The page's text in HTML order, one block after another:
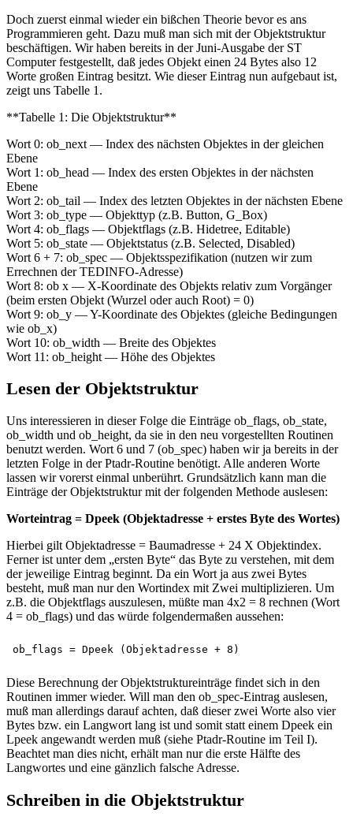
Doch zuerst einmal wieder ein bißchen Theorie bevor es ans
Programmieren geht. Dazu muß man sich mit der Objektstruktur
beschäftigen. Wir haben bereits in der Juni-Ausgabe der ST
Computer festgestellt, daß jedes Objekt einen 24 Bytes also 12
Worte großen Eintrag besitzt. Wie dieser Eintrag nun aufgebaut ist,
zeigt uns Tabelle 1.
**Tabelle 1: Die Objektstruktur**
Wort 0: ob_next — Index des nächsten Objektes in der gleichen
Ebene
Wort 1: ob_head — Index des ersten Objektes in der nächsten
Ebene
Wort 2: ob_tail — Index des letzten Objektes in der nächsten Ebene
Wort 3: ob_type — Objekttyp (z.B. Button, G_Box)
Wort 4: ob_flags — Objektflags (z.B. Hidetree, Editable)
Wort 5: ob_state — Objektstatus (z.B. Selected, Disabled)
Wort 6 + 7: ob_spec — Objektsspezifikation (nutzen wir zum
Errechnen der TEDINFO-Adresse)
Wort 8: ob x — X-Koordinate des Objekts relativ zum Vorgänger
(beim ersten Objekt (Wurzel oder auch Root) = 0)
Wort 9: ob_y — Y-Koordinate des Objektes (gleiche Bedingungen
wie ob_x)
Wort 10: ob_width — Breite des Objektes
Wort 11: ob_height — Höhe des Objektes
Lesen der Objektstruktur
Uns interessieren in dieser Folge die Einträge ob_flags, ob_state,
ob_width und ob_height, da sie in den neu vorgestellten Routinen
benutzt werden. Wort 6 und 7 (ob_spec) haben wir ja bereits in der
letzten Folge in der Ptadr-Routine benötigt. Alle anderen Worte
lassen wir vorerst einmal unberührt. Grundsätzlich kann man die
Einträge der Objektstruktur mit der folgenden Methode auslesen:
Worteintrag = Dpeek (Objektadresse + erstes Byte des Wortes)
Hierbei gilt Objektadresse = Baumadresse + 24 X Objektindex.
Ferner ist unter dem „ersten Byte“ das Byte zu verstehen, mit dem
der jeweilige Eintrag beginnt. Da ein Wort ja aus zwei Bytes
besteht, muß man nur den Wortindex mit Zwei multiplizieren. Um
z.B. die Objektflags auszulesen, müßte man 4x2 = 8 rechnen (Wort
4 = ob_flags) und das würde folgendermaßen aussehen:
Diese Berechnung der Objektstruktureinträge findet sich in den
Routinen immer wieder. Will man den ob_spec-Eintrag auslesen,
muß man allerdings darauf achten, daß dieser zwei Worte also vier
Bytes bzw. ein Langwort lang ist und somit statt einem Dpeek ein
Lpeek angewandt werden muß (siehe Ptadr-Routine im Teil I).
Beachtet man dies nicht, erhält man nur die erste Hälfte des
Langwortes und eine gänzlich falsche Adresse.
Schreiben in die Objektstruktur